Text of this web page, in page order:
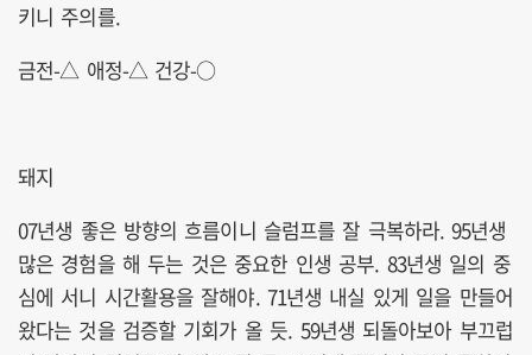
키니 주의를.
금전-△ 애정-△ 건강-○
돼지
07년생 좋은 방향의 흐름이니 슬럼프를 잘 극복하라. 95년생
많은 경험을 해 두는 것은 중요한 인생 공부. 83년생 일의 중
심에 서니 시간활용을 잘해야. 71년생 내실 있게 일을 만들어
왔다는 것을 검증할 기회가 올 듯. 59년생 되돌아보아 부끄럽